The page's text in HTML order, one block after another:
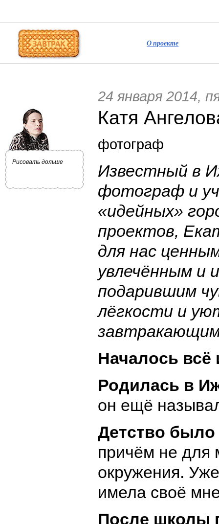
О проекте
Рисовать дольше
24 января 2014,
Катя
фотограф
Известный в
фотограф и
«идейных»
проектов,
для нас
увлечённым и
подарившим
лёгкости и
Началось всё
Родилась в
он ещё
Детство
причём не для
окружения.
имела своё
После школы